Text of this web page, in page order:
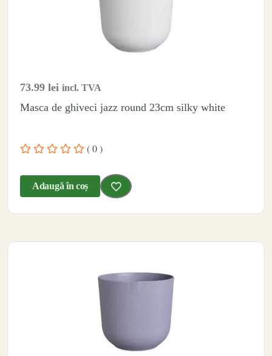
73.99 lei incl. TVA
Masca de ghiveci jazz round 23cm silky white
( 0 )
Adaugă în coș